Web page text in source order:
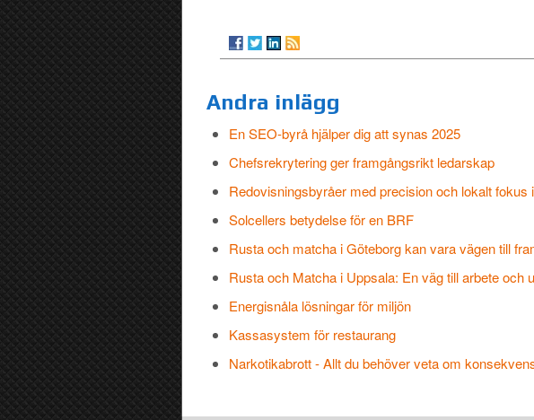
Andra inlägg
En SEO-byrå hjälper dig att synas 2025
Chefsrekrytering ger framgångsrikt ledarskap
Redovisningsbyråer med precision och lokalt fokus
Solcellers betydelse för en BRF
Rusta och matcha i Göteborg kan vara vägen till
Rusta och Matcha i Uppsala: En väg till arbete och
Energisnåla lösningar för miljön
Kassasystem för restaurang
Narkotikabrott - Allt du behöver veta om